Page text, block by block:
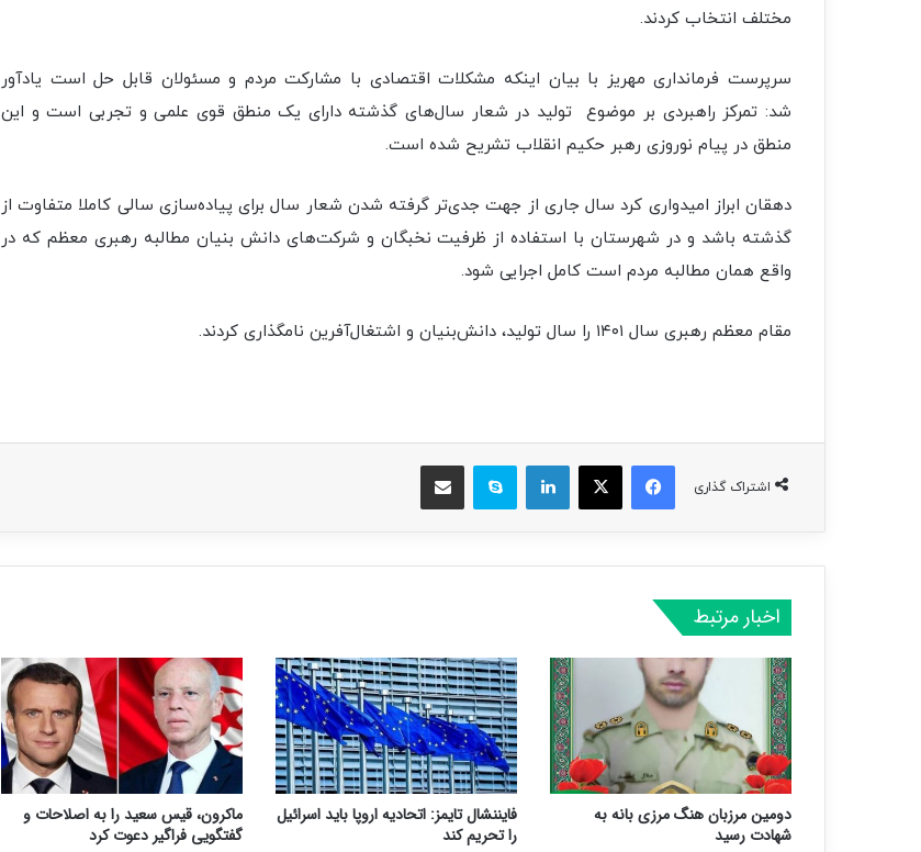
مختلف انتخاب کردند.
سرپرست فرمانداری مهریز با بیان اینکه مشکلات اقتصادی با مشارکت مردم و مسئولان قابل حل است یادآور
شد: تمرکز راهبردی بر موضوع تولید در شعار سال‌های گذشته دارای یک منطق قوی علمی و تجربی است و این
منطق در پیام نوروزی رهبر حکیم انقلاب تشریح شده است.
دهقان ابراز امیدواری کرد سال جاری از جهت جدی‌تر گرفته شدن شعار سال برای پیاده‌سازی سالی کاملا متفاوت از
گذشته باشد و در شهرستان با استفاده از ظرفیت نخبگان و شرکت‌های دانش بنیان مطالبه رهبری معظم که در
واقع همان مطالبه مردم است کامل اجرایی شود.
مقام معظم رهبری سال ۱۴۰۱ را سال تولید، دانش‌بنیان و اشتغال‌آفرین نامگذاری کردند.
اشتراک گذاری
فیسبوک ایکس لینکداین اسکایپ
اخبار مرتبط
دومین مرزبان هنگ مرزی بانه به
شهادت رسید
فایننشال تایمز: اتحادیه اروپا باید اسرائیل
را تحریم کند
ماکرون، قیس سعید را به اصلاحات و
گفتگویی فراگیر دعوت کرد